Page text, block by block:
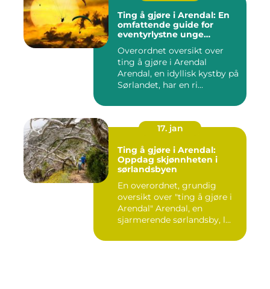
Ting å gjøre i Arendal: En
omfattende guide for
eventyrlystne unge
Overordnet oversikt over
ting å gjøre i Arendal
Arendal, en idyllisk kystby på
Sørlandet, har en ri...
17. jan
Ting å gjøre i Arendal:
Oppdag skjønnheten i
sørlandsbyen
En overordnet, grundig
oversikt over "ting å gjøre i
Arendal" Arendal, en
sjarmerende sørlandsby, l...